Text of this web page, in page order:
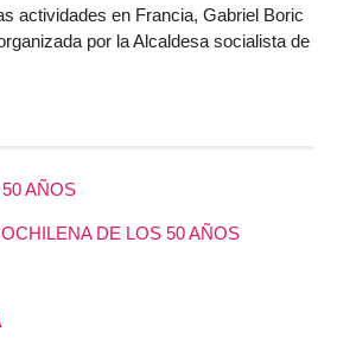
actividades en Francia, Gabriel Boric
por la Alcaldesa socialista de
AÑOS
DE LOS 50 AÑOS